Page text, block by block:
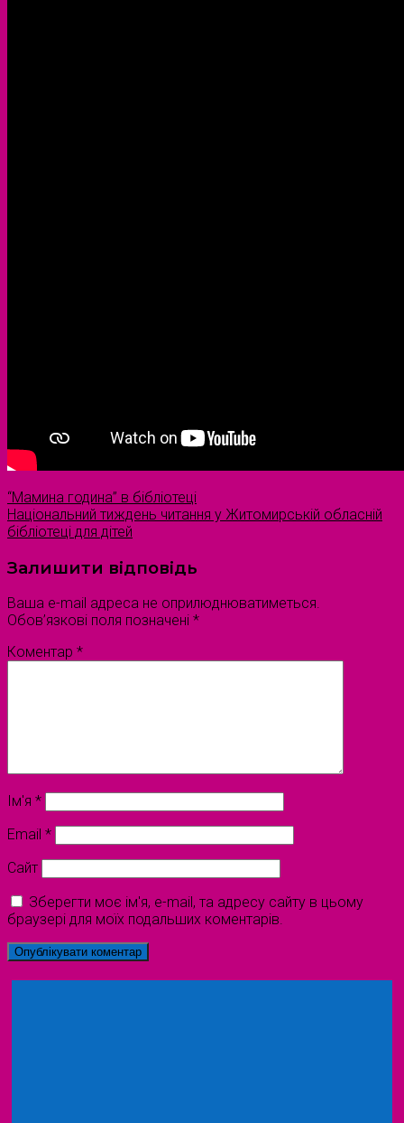
“Мамина година” в бібліотеці
Національний тиждень читання у Житомирській обласній
бібліотеці для дітей
Залишити відповідь
Ваша e-mail адреса не оприлюднюватиметься.
Обов’язкові поля позначені *
Коментар *
Ім'я *
Email *
Сайт
Зберегти моє ім'я, e-mail, та адресу сайту в цьому
браузері для моїх подальших коментарів.